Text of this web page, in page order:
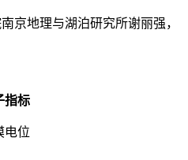
京地理与湖泊研究所谢丽强，
指标
电位